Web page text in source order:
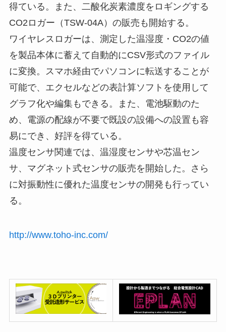
得ている。また、二酸化炭素濃度をロギングする
CO2ロガー（TSW-04A）の販売も開始する。
ワイヤレスロガーは、測定した温湿度・CO2の値
を製品本体に蓄えて自動的にCSV形式のファイル
に変換。スマホ経由でパソコンに転送することが
可能で、エクセルなどの表計算ソフトを使用して
グラフ化や編集もできる。また、電池駆動のた
め、電源の配線が不要で既設の設備への設置も容
易にでき、好評を得ている。
温度センサ関連では、温湿度センサや芯温セン
サ、マグネット式センサの販売を開始した。さら
に対振動性に優れた温度センサの開発も行ってい
る。
http://www.toho-inc.com/